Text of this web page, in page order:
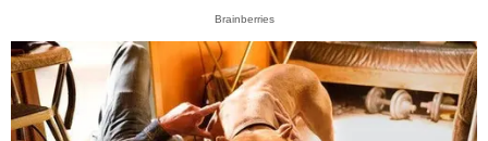
Brainberries